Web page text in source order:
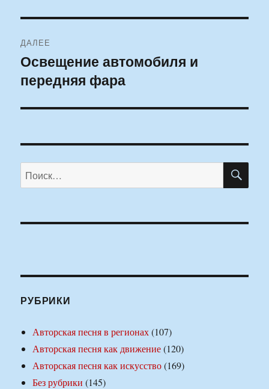
ДАЛЕЕ
Следующая
запись:
Освещение автомобиля и
передняя фара
Искать:
РУБРИКИ
Авторская песня в регионах(107)
Авторская песня как движение(120)
Авторская песня как искусство(169)
Без рубрики (145)